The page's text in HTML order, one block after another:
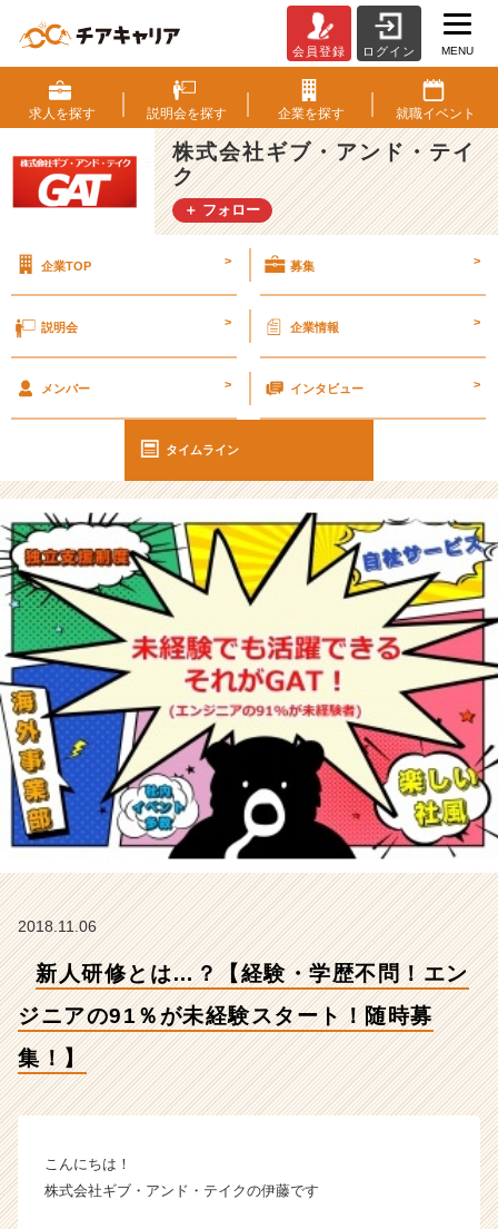
人
研
修
と
は…？
【経
験・
不
ン
の
9
1％
が
未
経
タ
ー
ト！
随
時
募
集！】
【株
式
会
社
ド・
テ
タ
ラ
会員登録 ログイン MENU
求人を探す 説明会を探す 企業を探す 就職イベント
株式会社ギブ・アンド・テイ
ク
＋ フォロー
企業TOP > 募集 >
説明会 > 企業情報 >
メンバー > インタビュー >
タイムライン
2018.11.06
新人研修とは…？【経験・学歴不問！エン
ジニアの91％が未経験スタート！随時募
集！】
こんにちは！
株式会社ギブ・アンド・テイクの伊藤です